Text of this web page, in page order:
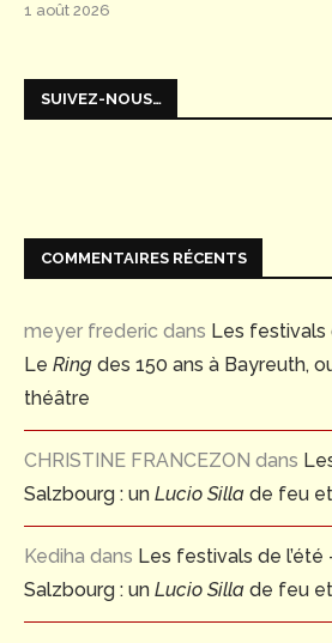
1 août 2026
SUIVEZ-NOUS…
COMMENTAIRES RÉCENTS
meyer frederic dans Les festivals
Le Ring des 150 ans à Bayreuth,
théâtre
CHRISTINE FRANCEZON dans
Salzbourg : un Lucio Silla de feu
Kediha dans Les festivals de l’été
Salzbourg : un Lucio Silla de feu